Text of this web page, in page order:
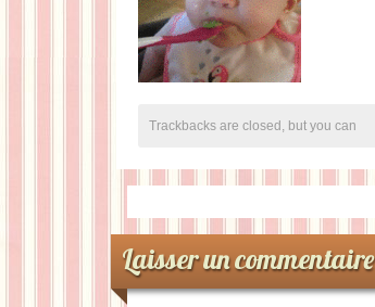
Trackbacks are closed, but you can
Laisser un commentaire